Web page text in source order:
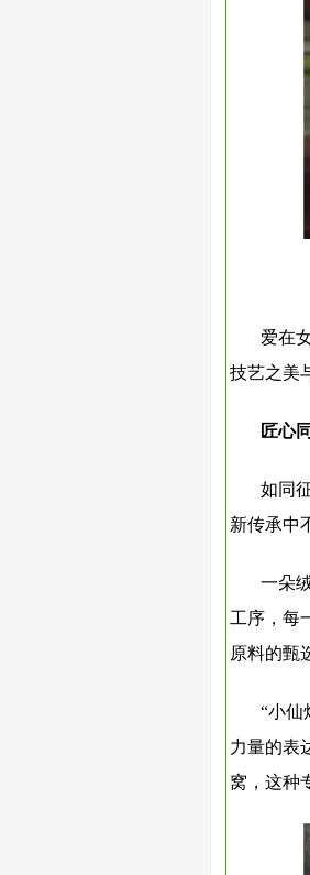
爱在
技艺之美
匠心
如同
新传承中
一朵
工序，每
原料的甄
“小仙
力量的表
窝，这种